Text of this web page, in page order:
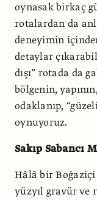
oynasak birkaç
rotalardan da
deneyimin
detaylar
dışı” rotada da
bölgenin,
odaklanıp,
oynuyoruz.
Sakıp Sabancı
Hâlâ bir
yüzyıl gravür ve